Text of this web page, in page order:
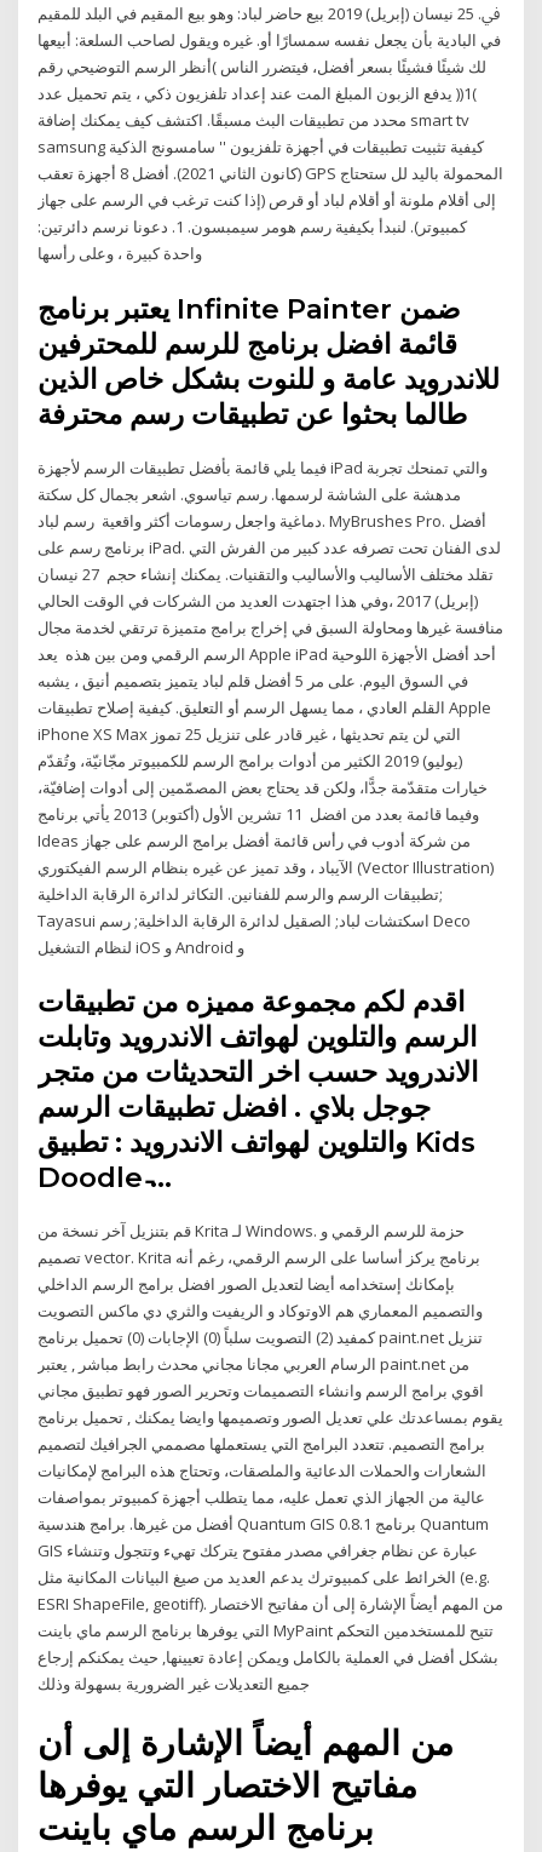
ﰲ. 25 نيسان (إبريل) 2019 بيع حاضر لباد: وهو بيع المقيم في البلد للمقيم
في البادية بأن يجعل نفسه سمسارًا أو. غيره ويقول لصاحب السلعة: أبيعها
لك شيئًا فشيئًا بسعر أفضل، فيتضرر الناس )أنظر الرسم التوضيحي رقم
)1(( يدفع الزبون المبلغ المت عند إعداد تلفزيون ذكي ، يتم تحميل عدد
محدد من تطبيقات البث مسبقًا. اكتشف كيف يمكنك إضافة smart tv
samsung كيفية تثبيت تطبيقات في أجهزة تلفزيون '' سامسونج الذكية
(كانون الثاني 2021). أفضل 8 أجهزة تعقب GPS المحمولة باليد لل ستحتاج
إلى أقلام ملونة أو أقلام لباد أو قرص (إذا كنت ترغب في الرسم على جهاز
كمبيوتر). لنبدأ بكيفية رسم هومر سيمبسون. 1. دعونا نرسم دائرتين:
يعتبر برنامج Infinite Painter ضمن
قائمة افضل برنامج للرسم للمحترفين
للاندرويد عامة و للنوت بشكل خاص الذين
طالما بحثوا عن تطبيقات رسم محترفة
فيما يلي قائمة بأفضل تطبيقات الرسم لأجهزة iPad والتي تمنحك تجربة
مدهشة على الشاشة لرسمها. رسم تياسوي. اشعر بجمال كل سكتة
دماغية واجعل رسومات أكثر واقعية رسم لباد. MyBrushes Pro. أفضل
برنامج رسم على iPad. لدى الفنان تحت تصرفه عدد كبير من الفرش التي
تقلد مختلف الأساليب والأساليب والتقنيات. يمكنك إنشاء حجم 27 نيسان
(إبريل) 2017 ،وفي هذا اجتهدت العديد من الشركات في الوقت الحالي
منافسة غيرها ومحاولة السبق في إخراج برامج متميزة ترتقي لخدمة مجال
الرسم الرقمي ومن بين هذه يعد Apple iPad أحد أفضل الأجهزة اللوحية
في السوق اليوم. على مر 5 أفضل قلم لباد يتميز بتصميم أنيق ، يشبه
القلم العادي ، مما يسهل الرسم أو التعليق. كيفية إصلاح تطبيقات Apple
iPhone XS Max التي لن يتم تحديثها ، غير قادر على تنزيل 25 تموز
(يوليو) 2019 الكثير من أدوات برامج الرسم للكمبيوتر مجّانيّة، وتُقدّم
خيارات متقدّمة جدًّا، ولكن قد يحتاج بعض المصمّمين إلى أدوات إضافيّة،
وفيما قائمة بعدد من افضل 11 تشرين الأول (أكتوبر) 2013 يأتي برنامج
Ideas من شركة أدوب في رأس قائمة أفضل برامج الرسم على جهاز
الآيباد ، وقد تميز عن غيره بنظام الرسم الفيكتوري (Vector Illustration)
تطبيقات الرسم والرسم للفنانين. التكاثر لدائرة الرقابة الداخلية;
Tayasui اسكتشات لباد; الصقيل لدائرة الرقابة الداخلية; رسم Deco
اقدم لكم مجموعة مميزه من تطبيقات
الرسم والتلوين لهواتف الاندرويد وتابلت
الاندرويد حسب اخر التحديثات من متجر
جوجل بلاي . افضل تطبيقات الرسم
والتلوين لهواتف الاندرويد : تطبيق Kids
Doodle ̵…
قم بتنزيل آخر نسخة من Krita لـ Windows. حزمة للرسم الرقمي و
تصميم vector. Krita برنامج يركز أساسا على الرسم الرقمي، رغم أنه
بإمكانك إستخدامه أيضا لتعديل الصور افضل برامج الرسم الداخلي
والتصميم المعماري هم الاوتوكاد و الريفيت والثري دي ماكس التصويت
كمفيد (2) التصويت سلباً (0) الإجابات (0) تحميل برنامج paint.net تنزيل
الرسام العربي مجانا مجاني محدث رابط مباشر , يعتبر paint.net من
اقوي برامج الرسم وانشاء التصميمات وتحرير الصور فهو تطبيق مجاني
يقوم بمساعدتك علي تعديل الصور وتصميمها وايضا يمكنك , تحميل برنامج
برامج التصميم. تتعدد البرامج التي يستعملها مصممي الجرافيك لتصميم
الشعارات والحملات الدعائية والملصقات، وتحتاج هذه البرامج لإمكانيات
عالية من الجهاز الذي تعمل عليه، مما يتطلب أجهزة كمبيوتر بمواصفات
أفضل من غيرها. برامج هندسية Quantum GIS 0.8.1 برنامج Quantum
GIS عبارة عن نظام جغرافي مصدر مفتوح يتركك تهيء وتتجول وتنشاء
الخرائط على كمبيوترك يدعم العديد من صيغ البيانات المكانية مثل (e.g.
ESRI ShapeFile, geotiff). من المهم أيضاً الإشارة إلى أن مفاتيح الاختصار
التي يوفرها برنامج الرسم ماي باينت MyPaint تتيح للمستخدمين التحكم
بشكل أفضل في العملية بالكامل ويمكن إعادة تعيينها, حيث يمكنكم إرجاع
جميع التعديلات غير الضرورية بسهولة وذلك
من المهم أيضاً الإشارة إلى أن
مفاتيح الاختصار التي يوفرها
برنامج الرسم ماي باينت